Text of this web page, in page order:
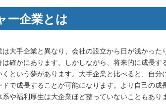
ー企業とは
大手企業と異なり、会社の設立から日が浅かっ
確かにあります。しかしながら、将来的に成長
くという夢があります。大手企業と比べると、自
ドで成長することが可能になります。より自己の
や福利厚生は大企業ほど整っていないこともあり